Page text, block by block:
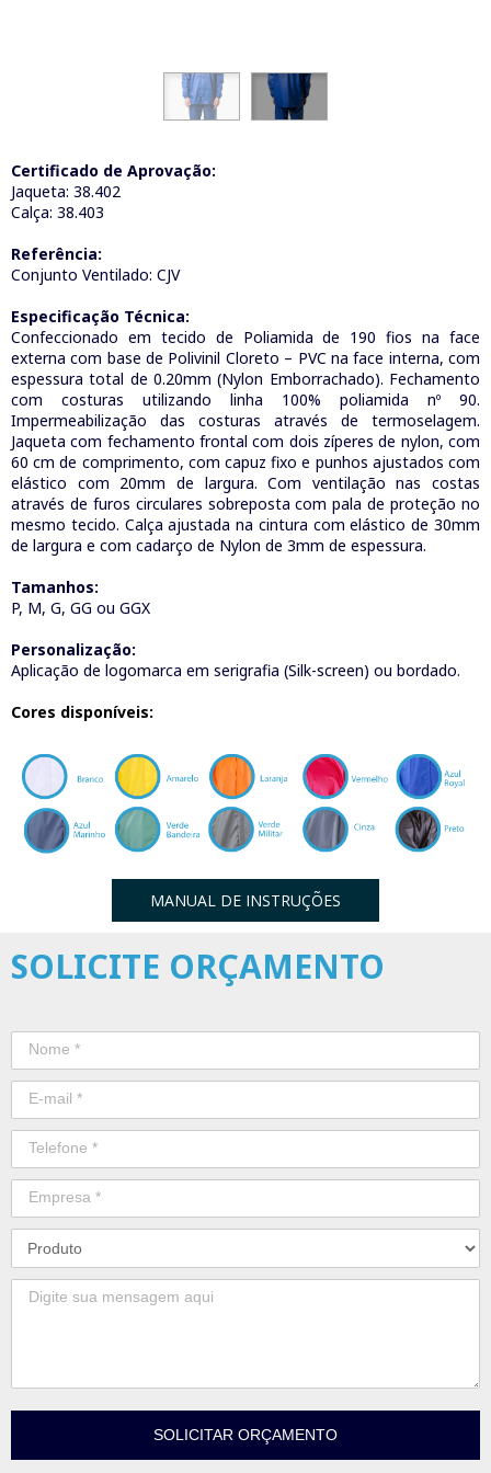
Certificado de Aprovação:
Jaqueta: 38.402
Calça: 38.403
Referência:
Conjunto Ventilado: CJV
Especificação Técnica:
Confeccionado em tecido de Poliamida de 190 fios na face
externa com base de Polivinil Cloreto – PVC na face interna, com
espessura total de 0.20mm (Nylon Emborrachado). Fechamento
com costuras utilizando linha 100% poliamida nº 90.
Impermeabilização das costuras através de termoselagem.
Jaqueta com fechamento frontal com dois zíperes de nylon, com
60 cm de comprimento, com capuz fixo e punhos ajustados com
elástico com 20mm de largura. Com ventilação nas costas
através de furos circulares sobreposta com pala de proteção no
mesmo tecido. Calça ajustada na cintura com elástico de 30mm
de largura e com cadarço de Nylon de 3mm de espessura.
Tamanhos:
P, M, G, GG ou GGX
Personalização:
Aplicação de logomarca em serigrafia (Silk-screen) ou bordado.
Cores disponíveis:
MANUAL DE INSTRUÇÕES
SOLICITE ORÇAMENTO
SOLICITAR ORÇAMENTO